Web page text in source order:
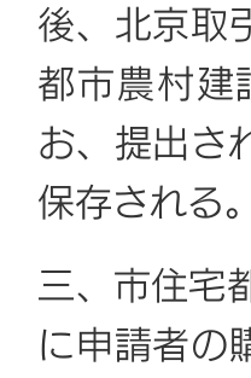
後、北京取
都市農村建
お、提出さ
保存される。
三、市住宅
に申請者の